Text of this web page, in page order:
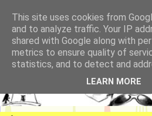
This site uses cookies from
and to analyze traffic. Your IP
shared with Google along with
metrics to ensure quality of
statistics, and to detect and
LEARN MORE